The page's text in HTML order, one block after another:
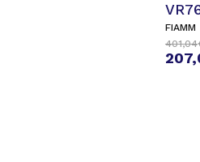
FIAMM
401,04